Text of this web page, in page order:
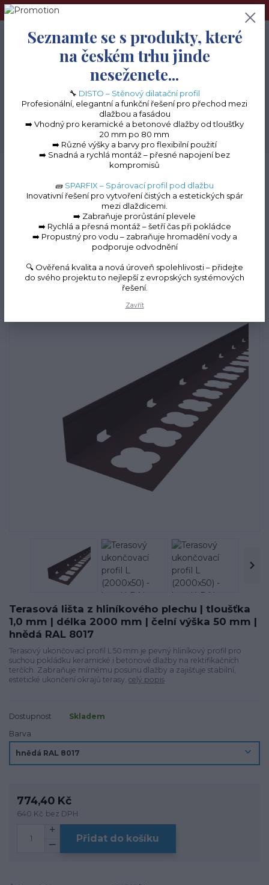
➢Terče pod dlažbu naleznete na e-shopu www.terceshop.cz!➢
+420 605 740 744
0
0 Kč
Terasové profily na terče Terasové profily "L" k terčům
Terasový ukončovací
profil L (2000x50) -
hnědá RAL 8017
Terasová lišta z hliníkového plechu | tloušťka
1,0 mm | délka 2000 mm | čelní výška 50 mm |
hnědá RAL 8017
Terasový ukončovací profil L 50 mm je pevný hliníkový profil pro
suchou pokládku keramické i betonové dlažby na rektifikačních
terčích. Zabraňuje mírnému posunu dlažby a zajišťuje stabilní,
estetické ukončení okrajů terasy. celý popis
Dostupnost
Skladem
Barva
774,40 Kč
640 Kč bez DPH
Přidat do košíku
Seznamte se s produkty, které
na českém trhu jinde
neseženete...
🔧 DISTO – Stěnový dilatační profil
Profesionální, elegantní a funkční řešení pro přechod mezi
dlažbou a fasádou
➡️ Vhodný pro keramické a betonové dlažby od tloušťky
20 mm po 80 mm
➡️ Různé výšky a barvy pro flexibilní použití
➡️ Snadná a rychlá montáž – přesné napojení bez
kompromisů
🧱 SPARFIX – Spárovací profil pod dlažbu
Inovativní řešení pro vytvoření čistých a estetických spár
mezi dlaždicemi.
➡️ Zabraňuje prorůstání plevele
➡️ Rychlá a přesná montáž – šetří čas při pokládce
➡️ Propustný pro vodu – zabraňuje hromadění vody a
podporuje odvodnění
🔍 Ověřená kvalita a nová úroveň spolehlivosti – přidejte
do svého projektu to nejlepší z evropských systémových
řešení.
Zavřít